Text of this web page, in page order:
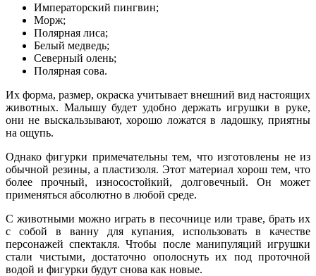
Императорский пингвин;
Морж;
Полярная лиса;
Белый медведь;
Северный олень;
Полярная сова.
Их форма, размер, окраска учитывает внешний вид настоящих
животных. Малышу будет удобно держать игрушки в руке,
они не выскальзывают, хорошо ложатся в ладошку, приятны
на ощупь.
Однако фигурки примечательны тем, что изготовлены не из
обычной резины, а пластизоля. Этот материал хорош тем, что
более прочный, износостойкий, долговечный. Он может
применяться абсолютно в любой среде.
С животными можно играть в песочнице или траве, брать их
с собой в ванну для купания, использовать в качестве
персонажей спектакля. Чтобы после манипуляций игрушки
стали чистыми, достаточно ополоснуть их под проточной
водой и фигурки будут снова как новые.